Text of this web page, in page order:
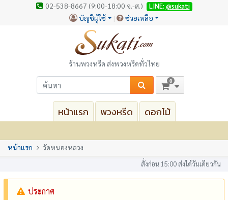
02-538-8667 (9:00-18:00 จ.-ส.) LINE: @sukati
บัญชีผู้ใช้ ช่วยเหลือ
ร้านพวงหรีด ส่งพวงหรีดทั่วไทย
0
หน้าแรก พวงหรีด ดอกไม้
หน้าแรก วัดหนองหลวง
สั่งก่อน 15:00 ส่งได้วันเดียวกัน
ประกาศ